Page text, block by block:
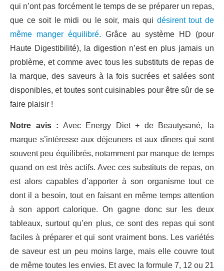
qui n’ont pas forcément le temps de se préparer un repas,
que ce soit le midi ou le soir, mais qui désirent tout de
même manger équilibré. Grâce au système HD (pour
Haute Digestibilité), la digestion n’est en plus jamais un
problème, et comme avec tous les substituts de repas de
la marque, des saveurs à la fois sucrées et salées sont
disponibles, et toutes sont cuisinables pour être sûr de se
faire plaisir !
Notre avis : Avec Energy Diet + de Beautysané, la
marque s’intéresse aux déjeuners et aux dîners qui sont
souvent peu équilibrés, notamment par manque de temps
quand on est très actifs. Avec ces substituts de repas, on
est alors capables d’apporter à son organisme tout ce
dont il a besoin, tout en faisant en même temps attention
à son apport calorique. On gagne donc sur les deux
tableaux, surtout qu’en plus, ce sont des repas qui sont
faciles à préparer et qui sont vraiment bons. Les variétés
de saveur est un peu moins large, mais elle couvre tout
de même toutes les envies. Et avec la formule 7, 12 ou 21